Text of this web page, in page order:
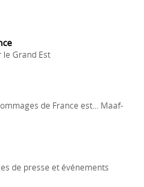
le Grand Est
de France est... Maaf-
de presse et événements